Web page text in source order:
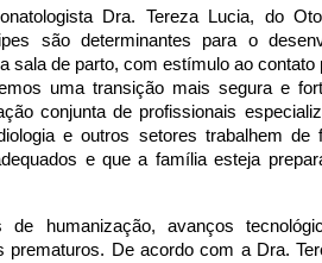
Dra. Tereza Lucia, do
são determinantes para o
sala de parto, com estímulo ao
uma transição mais segura e
conjunta de profissionais
e outros setores trabalhem
e que a família esteja
de humanização, avanços
prematuros. De acordo com a Dra.